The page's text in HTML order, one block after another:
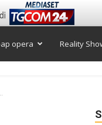
opera Reality